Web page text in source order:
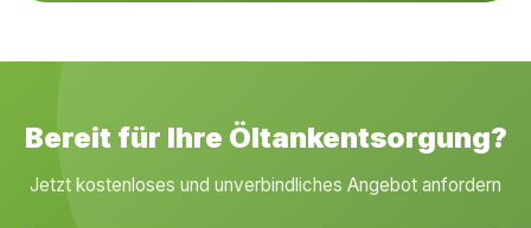
Bereit für Ihre Öltankentsorgung?
Jetzt kostenloses und unverbindliches Angebot anfordern